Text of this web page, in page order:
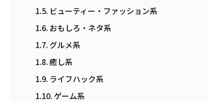
ビューティー・ファッション系
おもしろ・ネタ系
グルメ系
癒し系
ライフハック系
ゲーム系